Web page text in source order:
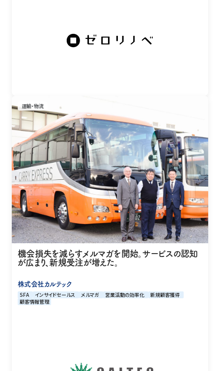
運輸・物流
機会損失を減らすメルマガを開始。サービスの認知
が広まり、新規受注が増えた。
株式会社カルテック
SFA インサイドセールス メルマガ 営業活動の効率化
新規顧客獲得
顧客情報管理